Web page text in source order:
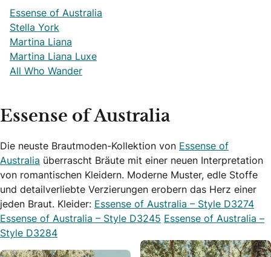
Essense of Australia
Stella York
Martina Liana
Martina Liana Luxe
All Who Wander
Essense of Australia
Die neuste Brautmoden-Kollektion von Essense of
Australia überrascht Bräute mit einer neuen Interpretation
von romantischen Kleidern. Moderne Muster, edle Stoffe
und detailverliebte Verzierungen erobern das Herz einer
jeden Braut. Kleider: Essense of Australia – Style D3274
Essense of Australia – Style D3245 Essense of Australia –
Style D3284